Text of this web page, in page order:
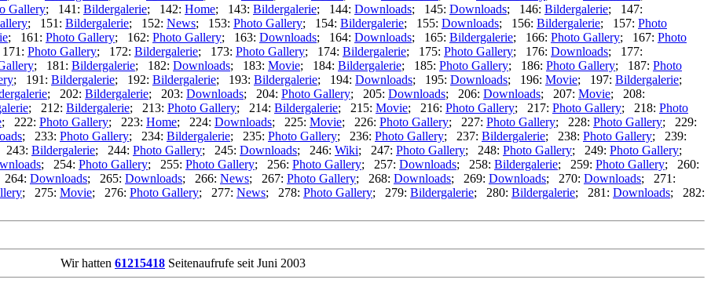
Gallery; 141: Bildergalerie; 142: Home; 143: Bildergalerie; 144: Downloads; 145: Downloads; 146: Bildergalerie; 147:
; 151: Bildergalerie; 152: News; 153: Photo Gallery; 154: Bildergalerie; 155: Downloads; 156: Bildergalerie; 157: Photo
; 161: Photo Gallery; 162: Photo Gallery; 163: Downloads; 164: Downloads; 165: Bildergalerie; 166: Photo Gallery; 167: Photo
Photo Gallery; 172: Bildergalerie; 173: Photo Gallery; 174: Bildergalerie; 175: Photo Gallery; 176: Downloads; 177:
; 181: Bildergalerie; 182: Downloads; 183: Movie; 184: Bildergalerie; 185: Photo Gallery; 186: Photo Gallery; 187: Photo
; 191: Bildergalerie; 192: Bildergalerie; 193: Bildergalerie; 194: Downloads; 195: Downloads; 196: Movie; 197: Bildergalerie;
; 202: Bildergalerie; 203: Downloads; 204: Photo Gallery; 205: Downloads; 206: Downloads; 207: Movie; 208:
; 212: Bildergalerie; 213: Photo Gallery; 214: Bildergalerie; 215: Movie; 216: Photo Gallery; 217: Photo Gallery; 218: Photo
; 222: Photo Gallery; 223: Home; 224: Downloads; 225: Movie; 226: Photo Gallery; 227: Photo Gallery; 228: Photo Gallery; 229:
; 233: Photo Gallery; 234: Bildergalerie; 235: Photo Gallery; 236: Photo Gallery; 237: Bildergalerie; 238: Photo Gallery; 239:
Bildergalerie; 244: Photo Gallery; 245: Downloads; 246: Wiki; 247: Photo Gallery; 248: Photo Gallery; 249: Photo Gallery;
; 254: Photo Gallery; 255: Photo Gallery; 256: Photo Gallery; 257: Downloads; 258: Bildergalerie; 259: Photo Gallery; 260:
Downloads; 265: Downloads; 266: News; 267: Photo Gallery; 268: Downloads; 269: Downloads; 270: Downloads; 271:
; 275: Movie; 276: Photo Gallery; 277: News; 278: Photo Gallery; 279: Bildergalerie; 280: Bildergalerie; 281: Downloads; 282:
Wir hatten 61215418 Seitenaufrufe seit Juni 2003